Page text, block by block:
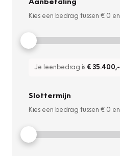
Kies een bedrag tussen € 0 en
Je leenbedrag is€ 35.400,-
Slottermijn
Kies een bedrag tussen € 0 en